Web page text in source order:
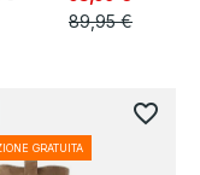
89,95 €
GRATUITA
favorite_border